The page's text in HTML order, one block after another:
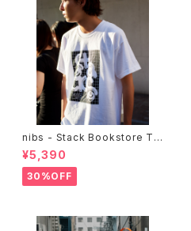
nibs - Stack Bookstore Te
e
¥5,390
30%OFF